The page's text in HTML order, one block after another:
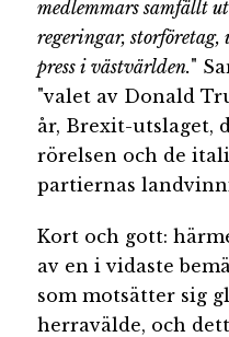
medlemmars samfällt
regeringar, storföretag,
press i västvärlden."
"valet av Donald
år, Brexit-utslaget,
rörelsen och de
partiernas
Kort och gott:
av en i vidaste
som motsätter sig
herravälde, och